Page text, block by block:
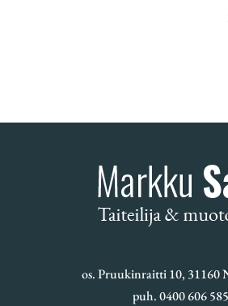
os. Pruukinraitti 10, 31160
puh. 0400 606 585